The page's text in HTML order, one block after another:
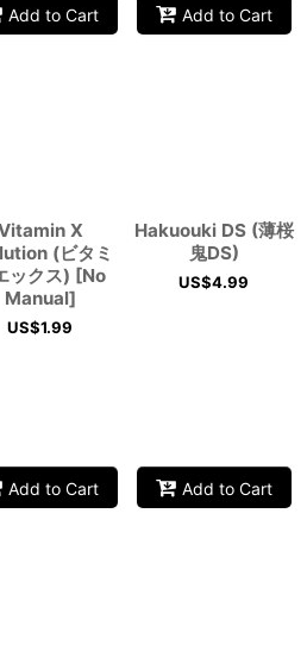
Add to Cart Add to Cart
X
(ビタミ
ックス) [No
Manual]
US$1.99
Add to Cart
Hakuouki DS (薄桜
鬼DS)
US$4.99
Add to Cart